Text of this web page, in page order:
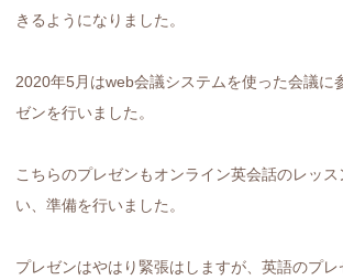
きるようになりました。
2020年5月はweb会議システムを使った会議に
ゼンを行いました。
こちらのプレゼンもオンライン英会話のレッ
い、準備を行いました。
プレゼンはやはり緊張はしますが、英語のプ